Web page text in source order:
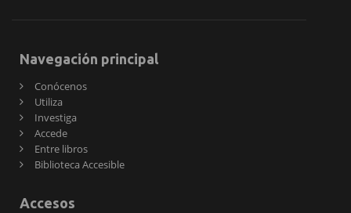
Navegación principal
Conócenos
Utiliza
Investiga
Accede
Entre libros
Biblioteca Accesible
Accesos